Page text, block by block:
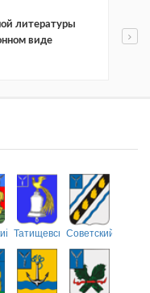
литературы
виде
ТатищевскийСоветский